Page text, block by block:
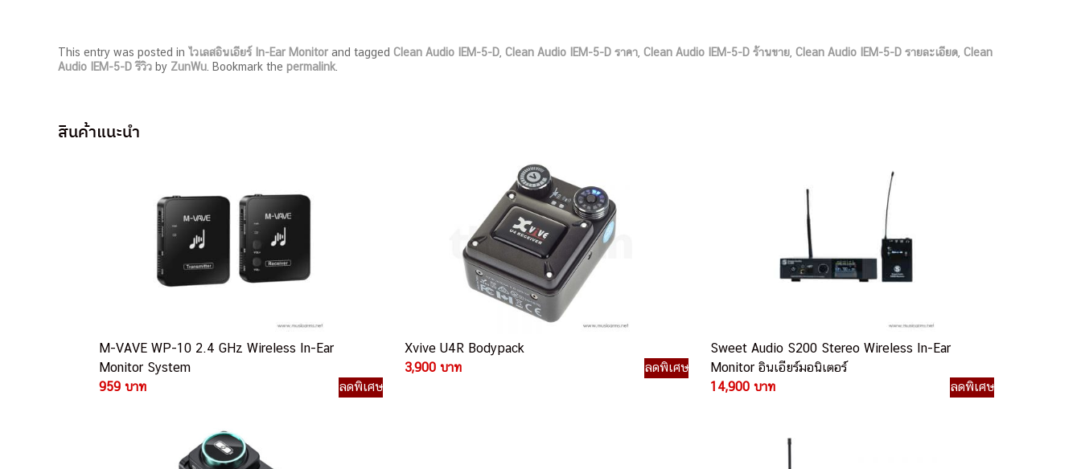
This entry was posted in ไวเลสอินเอียร์ In-Ear Monitor and tagged Clean Audio IEM-5-D Clean Audio IEM-5-D ราคา Clean Audio IEM-5-D ร้านขาย Clean Audio IEM-5-D รายละเอียด Clean
Audio IEM-5-D รีวิว by ZunWu . Bookmark the permalink
สินค้าแนะนำ
M-VAVE WP-10 2.4 GHz Wireless In-Ear
Monitor System
959 บาท
ลดพิเศษ
Xvive U4R Bodypack
3,900 บาท
ลดพิเศษ
Sweet Audio S200 Stereo Wireless In-Ear
Monitor อินเอียร์มอนิเตอร์
14,900 บาท
ลดพิเศษ